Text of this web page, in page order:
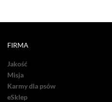
FIRMA
Jakość
Misja
Karmy dla psów
eSklep